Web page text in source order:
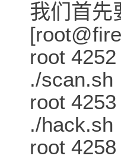
我们首先
root
./scan.sh
root
./hack.sh
root